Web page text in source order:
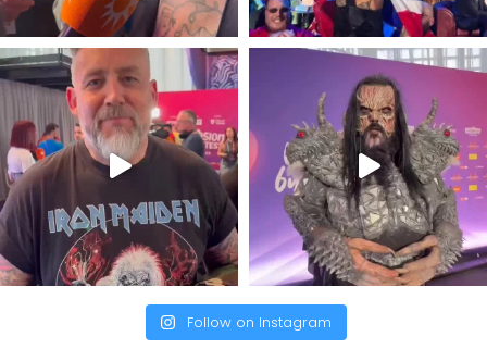
Follow on Instagram